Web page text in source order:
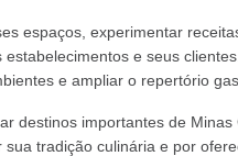
espaços, experimentar
e seus
e ampliar o repertório
destinos importantes de Minas
tradição culinária e por